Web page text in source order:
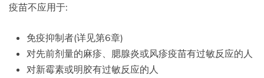
疫苗不应用于:
免疫抑制者(详见第6章)
对先前剂量的麻疹、腮腺炎或风疹疫苗有过敏反应的人
对新霉素或明胶有过敏反应的人